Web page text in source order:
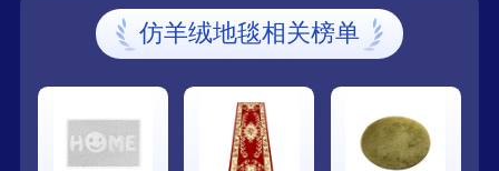
仿羊绒地毯相关榜单